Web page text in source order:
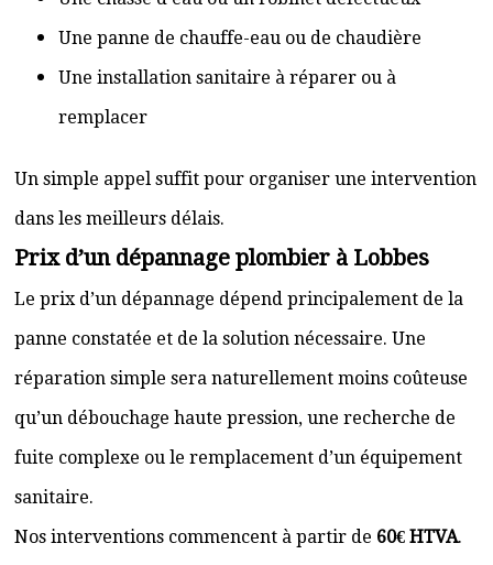
Une panne de chauffe-eau ou de chaudière
Une installation sanitaire à réparer ou à
remplacer
Un simple appel suffit pour organiser une intervention
dans les meilleurs délais.
Prix d’un dépannage plombier à Lobbes
Le prix d’un dépannage dépend principalement de la
panne constatée et de la solution nécessaire. Une
réparation simple sera naturellement moins coûteuse
qu’un débouchage haute pression, une recherche de
fuite complexe ou le remplacement d’un équipement
sanitaire.
Nos interventions commencent à partir de 60€ HTVA.